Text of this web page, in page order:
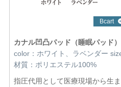
Bcart
カナル凹凸パッド（睡眠パッド）
color：ホワイト、ラベンダー
材質：ポリエステル100%
指圧代用として医療現場から生